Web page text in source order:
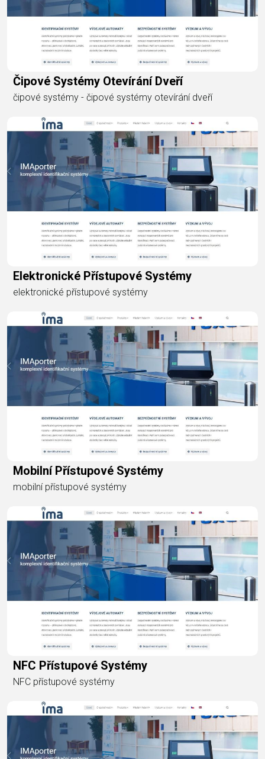
Čipové Systémy Otevírání Dveří
čipové systémy - čipové systémy otevírání dveří
Elektronické Přístupové Systémy
elektronické přístupové systémy
Mobilní Přístupové Systémy
mobilní přístupové systémy
NFC Přístupové Systémy
NFC přístupové systémy